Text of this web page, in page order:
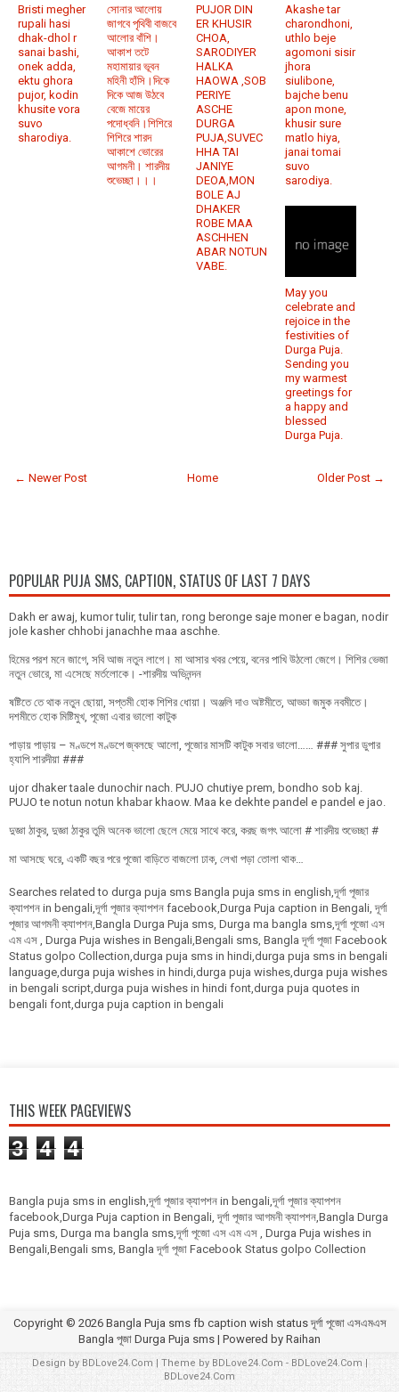
Bristi megher
rupali hasi
dhak-dhol r
sanai bashi,
onek adda,
ektu ghora
pujor, kodin
khusite vora
suvo
sharodiya.
সোনার আলোয়
জাগবে পৃথিবী বাজবে
আলোর বাঁশি।
আকাশ তটে
মহামায়ার ভূবন
মহিনী হাঁসি।দিকে
দিকে আজ উঠবে
বেজে মায়ের
পদোধ্বনি।শিশিরে
শিশিরে শারদ
আকাশে ভোরের
আগমনী। শারদীয়
শুভেচ্ছা।।।
PUJOR DIN
ER KHUSIR
CHOA,
SARODIYER
HALKA
HAOWA ,SOB
PERIYE
ASCHE
DURGA
PUJA,SUVEC
HHA TAI
JANIYE
DEOA,MON
BOLE AJ
DHAKER
ROBE MAA
ASCHHEN
ABAR NOTUN
VABE.
Akashe tar
charondhoni,
uthlo beje
agomoni sisir
jhora
siulibone,
bajche benu
apon mone,
khusir sure
matlo hiya,
janai tomai
suvo
sarodiya.
May you
celebrate and
rejoice in the
festivities of
Durga Puja.
Sending you
my warmest
greetings for
a happy and
blessed
Durga Puja.
← Newer Post Older Post →
Home
POPULAR PUJA SMS, CAPTION, STATUS OF LAST 7 DAYS
Dakh er awaj, kumor tulir, tulir tan, rong beronge saje moner e bagan, nodir
jole kasher chhobi janachhe maa aschhe.
হিমের পরশ মনে জাগে, সবি আজ নতুন লাগে। মা আসার খবর পেয়ে, বনের পাখি উঠলো জেগে। শিশির ভেজা
নতুন ভোরে, মা এসেছে মর্তলোকে। -শারদীয় অভিনন্দন
ষষ্টিতে তে থাক নতুন ছোয়া, সপ্তমী হোক শিশির ধোয়া। অঞ্জলি দাও অষ্টমীতে, আড্ডা জমুক নবমীতে।
দশমীতে হোক মিষ্টিমুখ, পূজো এবার ভালো কাটুক
পাড়ায় পাড়ায় – মণ্ডপে মণ্ডপে জ্বলছে আলো, পূজোর মাসটি কাটুক সবার ভালো…… ### সুপার ডুপার
হ্যাপি শারদীয়া ###
ujor dhaker taale dunochir nach. PUJO chutiye prem, bondho sob kaj.
PUJO te notun notun khabar khaow. Maa ke dekhte pandel e pandel e jao.
দুজ্ঞা ঠাকুর, দুজ্ঞা ঠাকুর তুমি অনেক ভালো ছেলে মেয়ে সাথে করে, করছ জগৎ আলো # শারদীয় শুভেচ্ছা #
মা আসছে ঘরে, একটি বছর পরে পূজো বাড়িতে বাজলো ঢাক, লেখা পড়া তোলা থাক…
Searches related to durga puja sms Bangla puja sms in english,দূর্গা পূজার
ক্যাপশন in bengali,দূর্গা পূজার ক্যাপশন facebook,Durga Puja caption in Bengali, দূর্গা
পূজার আগমনী ক্যাপশন,Bangla Durga Puja sms, Durga ma bangla sms,দূর্গা পূজো এস
এম এস , Durga Puja wishes in Bengali,Bengali sms, Bangla দূর্গা পূজা Facebook
Status golpo Collection,durga puja sms in hindi,durga puja sms in bengali
language,durga puja wishes in hindi,durga puja wishes,durga puja wishes
in bengali script,durga puja wishes in hindi font,durga puja quotes in
bengali font,durga puja caption in bengali
THIS WEEK PAGEVIEWS
3 4 4
Bangla puja sms in english,দূর্গা পূজার ক্যাপশন in bengali,দূর্গা পূজার ক্যাপশন
facebook,Durga Puja caption in Bengali, দূর্গা পূজার আগমনী ক্যাপশন,Bangla Durga
Puja sms, Durga ma bangla sms,দূর্গা পূজো এস এম এস , Durga Puja wishes in
Bengali,Bengali sms, Bangla দূর্গা পূজা Facebook Status golpo Collection
Copyright © 2026 Bangla Puja sms fb caption wish status দূর্গা পূজো এসএমএস
Bangla পূজা Durga Puja sms | Powered by Raihan
Design by BDLove24.Com | Theme by BDLove24.Com - BDLove24.Com |
BDLove24.Com